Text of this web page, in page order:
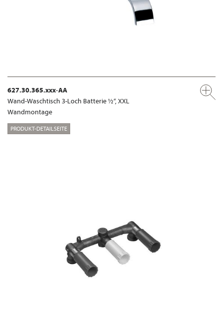
627.30.365.xxx-AA
Wand-Waschtisch 3-Loch Batterie ½“, XXL
Wandmontage
PRODUKT-DETAILSEITE